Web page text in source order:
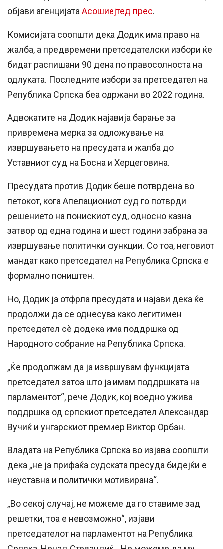
објави агенцијатаАсошиејтед прес.
Комисијата соопшти дека Додик има право на
жалба, а предвремени претседателски избори ќе
бидат распишани 90 дена по правосолноста на
одлуката. Последните избори за претседател на
Република Српска беа одржани во 2022 година.
Адвокатите на Додик најавија барање за
привремена мерка за одложување на
извршувањето на пресудата и жалба до
Уставниот суд на Босна и Херцеговина.
Пресудата против Додик беше потврдена во
петокот, кога Апелациониот суд го потврди
решението на понискиот суд, односно казна
затвор од една година и шест години забрана за
извршување политички функции. Со тоа, неговиот
мандат како претседател на Република Српска е
формално поништен.
Но, Додик ја отфрла пресудата и најави дека ќе
продолжи да се однесува како легитимен
претседател сè додека има поддршка од
Народното собрание на Република Српска.
„Ќе продолжам да ја извршувам функцијата
претседател затоа што ја имам поддршката на
парламентот“, рече Додик, кој воедно ужива
поддршка од српскиот претседател Александар
Вучиќ и унгарскиот премиер Виктор Орбан.
Владата на Република Српска во изјава соопшти
дека „не ја прифаќа судската пресуда бидејќи е
неуставна и политички мотивирана“.
„Во секој случај, не можеме да го ставиме зад
решетки, тоа е невозможно“, изјави
претседателот на парламентот на Република